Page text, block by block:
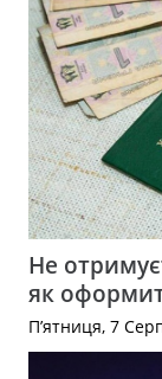
Не
як
П’ятниця, 7